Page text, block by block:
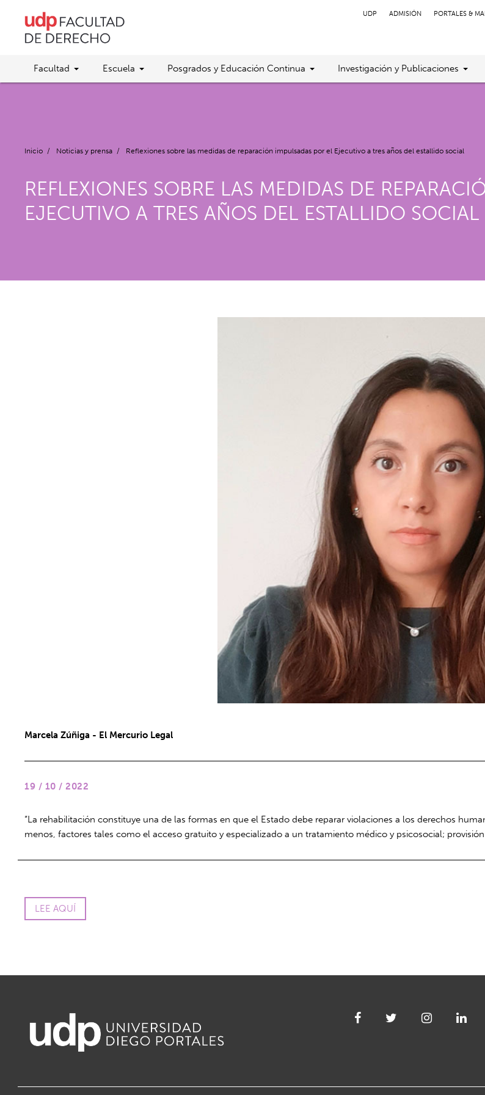
UDP ADMISIÓN PORTALES &
Facultad Escuela Posgrados y Educación Continua Investigación y Publicaciones
Inicio / Noticias y prensa / Reflexiones sobre las medidas de reparación impulsadas por el Ejecutivo a tres años del estallido social
REFLEXIONES SOBRE LAS MEDIDAS DE
EJECUTIVO A TRES AÑOS DEL ESTALLIDO SOCIAL
Marcela Zúñiga - El Mercurio Legal
19 / 10 / 2022
“La rehabilitación constituye una de las formas en que el Estado debe reparar violaciones a los derechos
menos, factores tales como el acceso gratuito y especializado a un tratamiento médico y psicosocial;
LEE AQUÍ